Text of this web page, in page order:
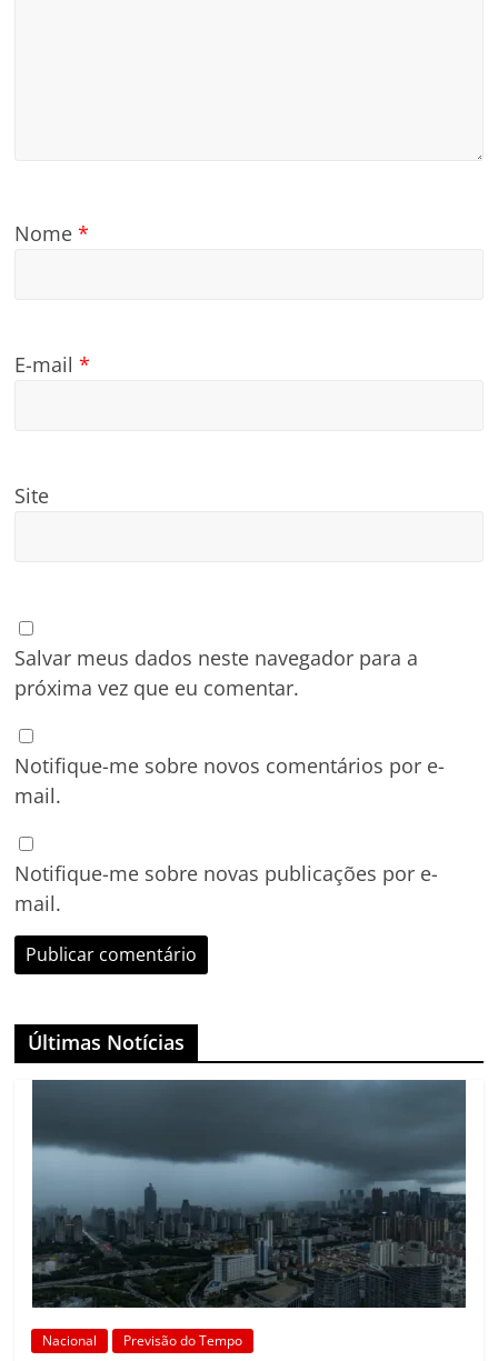
Nome*
E-mail*
Site
Salvar meus dados neste navegador para a
próxima vez que eu comentar.
Notifique-me sobre novos comentários por e-
mail.
Notifique-me sobre novas publicações por e-
mail.
Últimas Notícias
Nacional Previsão do Tempo